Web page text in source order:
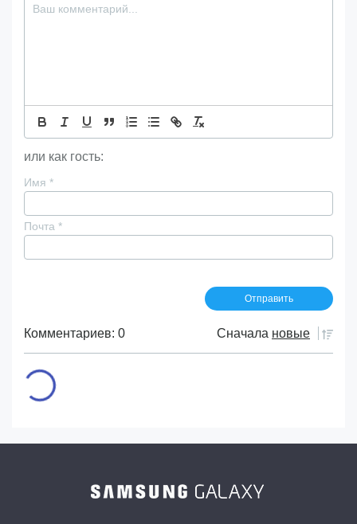
или как гость:
Имя *
Почта *
Комментариев: 0 Сначала новые